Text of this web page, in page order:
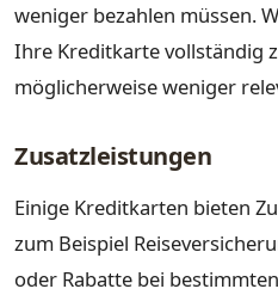
weniger bezahlen müssen.
Ihre Kreditkarte vollständig
möglicherweise weniger
Zusatzleistungen
Einige Kreditkarten bieten
zum Beispiel
oder Rabatte bei